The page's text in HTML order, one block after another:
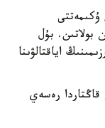
ۇكىمەتتى
بولاتىن. بۇل
اياقتالۋىنا
رەت 2020-جىلعى قاڭتاردا رەسەي